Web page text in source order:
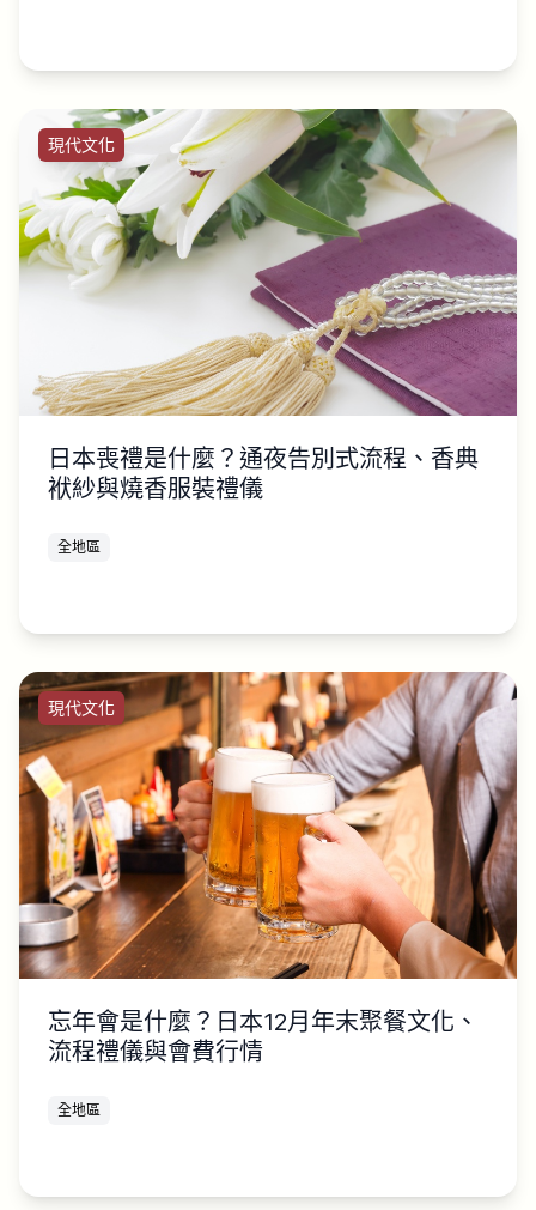
現代文化
日本喪禮是什麼？通夜告別式流程、香典
袱紗與燒香服裝禮儀
全地區
現代文化
忘年會是什麼？日本12月年末聚餐文化、
流程禮儀與會費行情
全地區